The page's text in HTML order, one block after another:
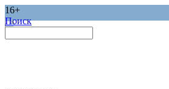
16+
Поиск